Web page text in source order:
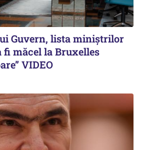
Guvern, lista miniștrilor
fi măcel la Bruxelles
VIDEO